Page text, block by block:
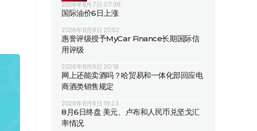
2026年8月7日 07:36
国际油价6日上涨
2026年8月6日 20:52
惠誉评级授予MyCar Finance长期国际信
用评级
2026年8月6日 20:18
网上还能卖酒吗？哈贸易和一体化部回应电
商酒类销售规定
2026年8月6日 19:23
8月6日终盘 美元、卢布和人民币兑坚戈汇
率情况